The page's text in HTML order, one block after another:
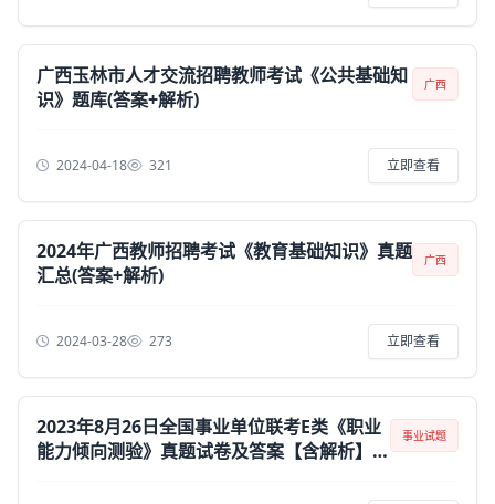
广西玉林市人才交流招聘教师考试《公共基础知
识》题库(答案+解析)
广西
2024-04-18 321 立即查看
2024年广西教师招聘考试《教育基础知识》真题
汇总(答案+解析)
广西
2024-03-28 273 立即查看
2023年8月26日全国事业单位联考E类《职业
能力倾向测验》真题试卷及答案【含解析】
事业试题